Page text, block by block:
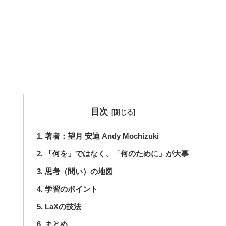
目次
著者：望月 安迪 Andy Mochizuki
「何を」ではなく、「何のために」が大事
思考（問い）の地図
学習のポイント
LaXの技法
まとめ